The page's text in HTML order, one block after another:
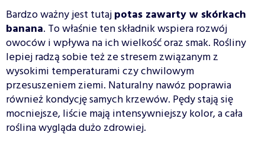
Bardzo ważny jest tutajpotas zawarty w skórkach
banana. To właśnie ten składnik wspiera rozwój
owoców i wpływa na ich wielkość oraz smak. Rośliny
lepiej radzą sobie też ze stresem związanym z
wysokimi temperaturami czy chwilowym
przesuszeniem ziemi. Naturalny nawóz poprawia
również kondycję samych krzewów. Pędy stają się
mocniejsze, liście mają intensywniejszy kolor, a cała
roślina wygląda dużo zdrowiej.